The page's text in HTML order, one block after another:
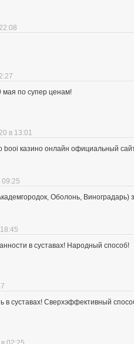
мая по супер ценам!
в 13:01
казино онлайн официальный
09:25
Оболонь, Виноградарь)
в суставах! Народный способ!
в суставах! Сверхэффективный